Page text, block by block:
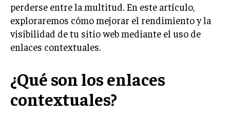
MARKETING
perderse entre la multitud. En este artículo,
exploraremos cómo mejorar el rendimiento y la
visibilidad de tu sitio web mediante el uso de
enlaces contextuales.
¿Qué son los enlaces
contextuales?